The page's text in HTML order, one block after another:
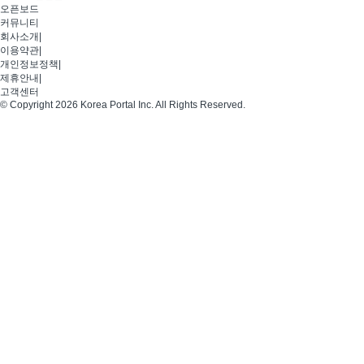
오픈보드
커뮤니티
회사소개
이용약관
개인정보정책
제휴안내
고객센터
© Copyright 2026 Korea Portal Inc. All Rights Reserved.